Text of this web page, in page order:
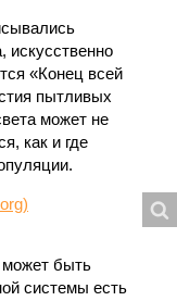
искусственно
«Конец всей
пытливых
может не
как и где
быть
системы есть